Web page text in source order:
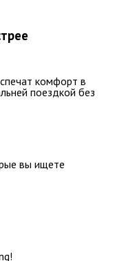
комфорт в
поездкой без
вы ищете